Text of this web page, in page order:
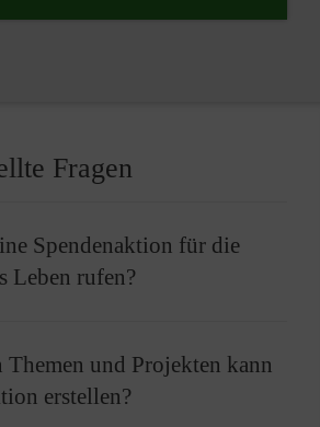
Fragen
Spendenaktion für die
Leben rufen?
kann eine Spendenaktion
ins Leben rufen. Ob als
Themen und Projekten kann
erstellen?